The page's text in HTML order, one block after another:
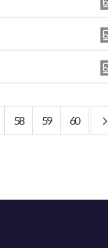
58 59 60